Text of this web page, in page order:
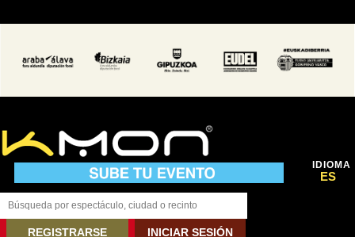
IDIOMA
ES
REGISTRARSE INICIAR SESIÓN